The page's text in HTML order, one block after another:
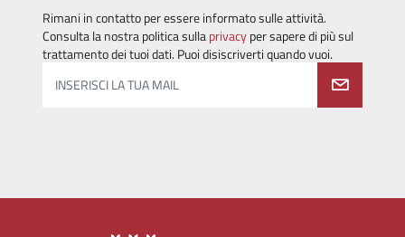
Rimani in contatto per essere informato sulle attività.
Consulta la nostra politica sullaprivacyper sapere di più sul
trattamento dei tuoi dati. Puoi disiscriverti quando vuoi.
INSERISCI LA TUA MAIL